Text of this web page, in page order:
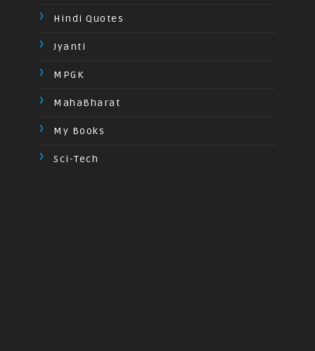
Hindi Quotes
Jyanti
MPGK
MahaBharat
My Books
Sci-Tech